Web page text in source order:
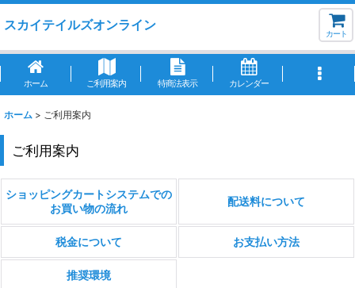
スカイテイルズオンライン
カート
ホーム ご利用案内 特商法表示 カレンダー
ホーム > ご利用案内
ご利用案内
ショッピングカートシステムでの
お買い物の流れ
配送料について
税金について お支払い方法
推奨環境